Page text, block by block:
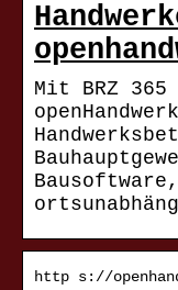
Mit BRZ 365
http s://